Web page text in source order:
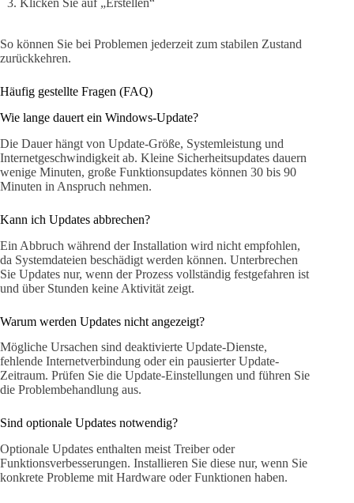
Klicken Sie auf „Erstellen“
So können Sie bei Problemen jederzeit zum stabilen Zustand
zurückkehren.
Häufig gestellte Fragen (FAQ)
Wie lange dauert ein Windows-Update?
Die Dauer hängt von Update-Größe, Systemleistung und
Internetgeschwindigkeit ab. Kleine Sicherheitsupdates dauern
wenige Minuten, große Funktionsupdates können 30 bis 90
Minuten in Anspruch nehmen.
Kann ich Updates abbrechen?
Ein Abbruch während der Installation wird nicht empfohlen,
da Systemdateien beschädigt werden können. Unterbrechen
Sie Updates nur, wenn der Prozess vollständig festgefahren ist
und über Stunden keine Aktivität zeigt.
Warum werden Updates nicht angezeigt?
Mögliche Ursachen sind deaktivierte Update-Dienste,
fehlende Internetverbindung oder ein pausierter Update-
Zeitraum. Prüfen Sie die Update-Einstellungen und führen Sie
die Problembehandlung aus.
Sind optionale Updates notwendig?
Optionale Updates enthalten meist Treiber oder
Funktionsverbesserungen. Installieren Sie diese nur, wenn Sie
konkrete Probleme mit Hardware oder Funktionen haben.